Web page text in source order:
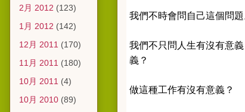
我們不時會問自己這個問題
我們不只問人生有沒有意
義？
做這種工作有沒有意義？
2月 2012 (123)
1月 2012 (142)
12月 2011 (170)
11月 2011 (180)
10月 2011 (4)
10月 2010 (89)